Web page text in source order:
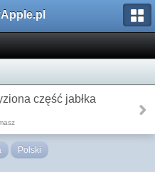
część jabłka
Polski